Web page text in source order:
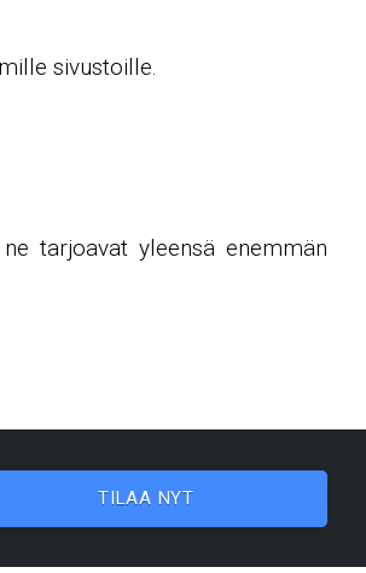
sivustoille.
tarjoavat yleensä enemmän
TILAA NYT